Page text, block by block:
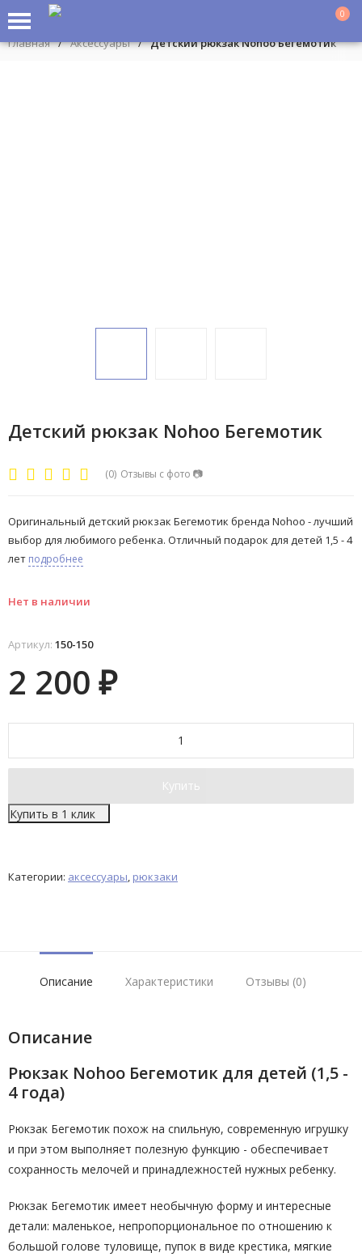
0
Главная / Аксессуары / Детский рюкзак Nohoo Бегемотик
Детский рюкзак Nohoo Бегемотик
(0) Отзывы с фото 📷
Оригинальный детский рюкзак Бегемотик бренда Nohoo - лучший
выбор для любимого ребенка. Отличный подарок для детей 1,5 - 4
лет подробнее
Нет в наличии
Артикул: 150-150
2 200 ₽
Купить
Купить в 1 клик
Категории: аксессуары рюкзаки
Описание Характеристики Отзывы (0)
Описание
Рюкзак Nohoo Бегемотик для детей (1,5 -
4 года)
Рюкзак Бегемотик похож на сnильную, современную игрушку
и при этом выполняет полезную функцию - обеспечивает
сохранность мелочей и принадлежностей нужных ребенку.
Рюкзак Бегемотик имеет необычную форму и интересные
детали: маленькое, непропорциональное по отношению к
большой голове туловище, пупок в виде крестика, мягкие